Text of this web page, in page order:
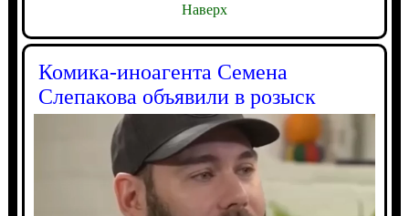
Наверх
Комика-иноагента Семена
Слепакова объявили в розыск